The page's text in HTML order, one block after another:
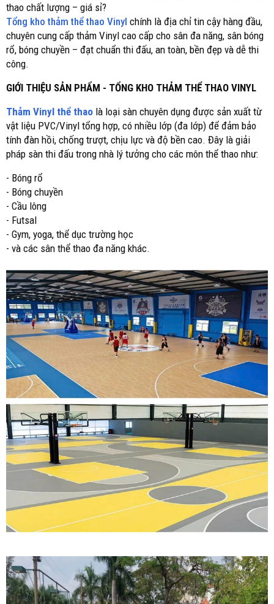
thao chất lượng – giá sỉ?
Tổng kho thảm thể thao Vinyl chính là địa chỉ tin cậy hàng đầu,
chuyên cung cấp thảm Vinyl cao cấp cho sân đa năng, sân bóng
rổ, bóng chuyền – đạt chuẩn thi đấu, an toàn, bền đẹp và dễ thi
công.
GIỚI THIỆU SẢN PHẨM - TỔNG KHO THẢM THỂ THAO VINYL
Thảm Vinyl thể thao là loại sàn chuyên dụng được sản xuất từ
vật liệu PVC/Vinyl tổng hợp, có nhiều lớp (đa lớp) để đảm bảo
tính đàn hồi, chống trượt, chịu lực và độ bền cao. Đây là giải
pháp sàn thi đấu trong nhà lý tưởng cho các môn thể thao như:
- Bóng rổ
- Bóng chuyền
- Cầu lông
- Futsal
- Gym, yoga, thể dục trường học
- và các sân thể thao đa năng khác.